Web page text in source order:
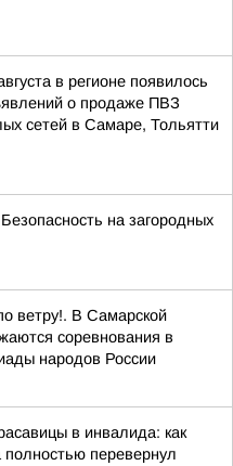
в регионе появилось
о продаже ПВЗ
сетей в Самаре, Тольятти
на загородных
ветру!. В Самарской
соревнования в
народов России
в инвалида: как
полностью перевернул